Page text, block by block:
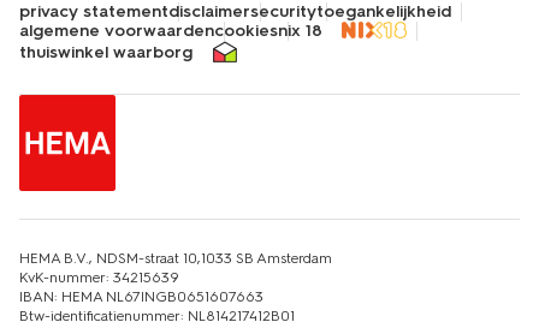
privacy statementdisclaimersecuritytoegankelijkheid
algemene voorwaardencookiesnix 18
thuiswinkel waarborg
HEMA B.V., NDSM-straat 10,1033 SB Amsterdam
KvK-nummer: 34215639
IBAN: HEMA NL67INGB0651607663
Btw-identificatienummer: NL814217412B01